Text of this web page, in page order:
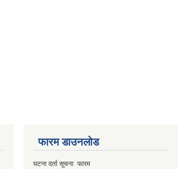
फारम डाउनलोड
घटना दर्ता सूचना फारम